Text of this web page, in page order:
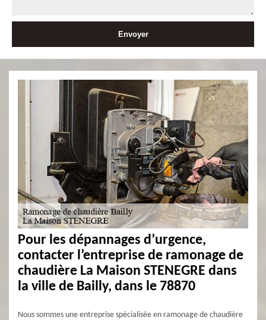
Pour les dépannages d’urgence,
contacter l’entreprise de ramonage de
chaudière La Maison STENEGRE dans
la ville de Bailly, dans le 78870
Nous sommes une entreprise spécialisée en ramonage de chaudière